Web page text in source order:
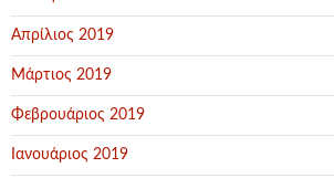
Απρίλιος 2019
Μάρτιος 2019
Φεβρουάριος 2019
Ιανουάριος 2019